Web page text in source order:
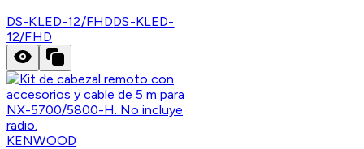
DS-KLED-12/FHDDS-KLED-
12/FHD
KENWOOD